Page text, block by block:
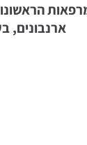
ארנבונים,